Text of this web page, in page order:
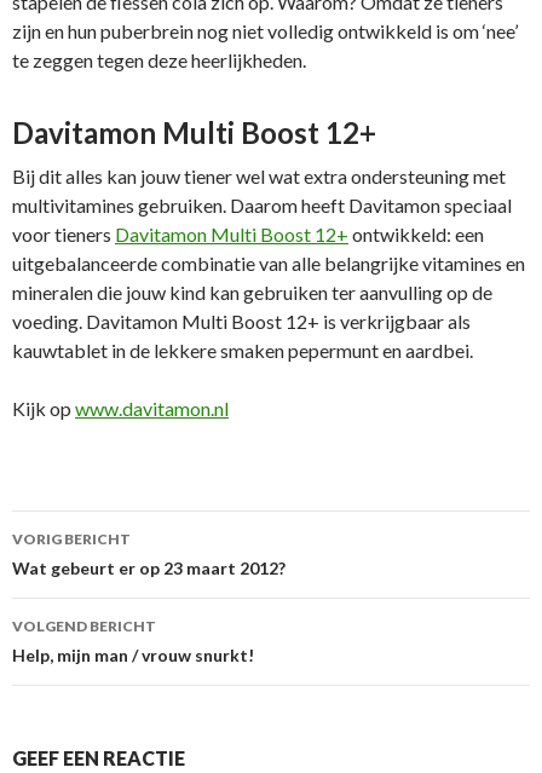
zijn en hun puberbrein nog niet volledig ontwikkeld is om ‘nee’
te zeggen tegen deze heerlijkheden.
Davitamon Multi Boost 12+
Bij dit alles kan jouw tiener wel wat extra ondersteuning met
multivitamines gebruiken. Daarom heeft Davitamon speciaal
voor tieners Davitamon Multi Boost 12+ ontwikkeld: een
uitgebalanceerde combinatie van alle belangrijke vitamines en
mineralen die jouw kind kan gebruiken ter aanvulling op de
voeding. Davitamon Multi Boost 12+ is verkrijgbaar als
kauwtablet in de lekkere smaken pepermunt en aardbei.
Kijk op www.davitamon.nl
Berichtnavigatie
VORIG BERICHT
Wat gebeurt er op 23 maart 2012?
VOLGEND BERICHT
Help, mijn man / vrouw snurkt!
GEEF EEN REACTIE